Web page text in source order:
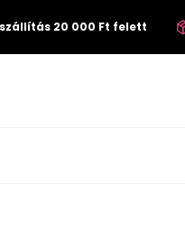
20 000 Ft felett